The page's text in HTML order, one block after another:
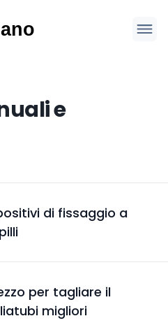
e
di fissaggio a
per tagliare il
migliori